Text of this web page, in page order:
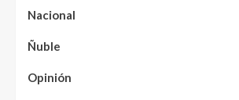
Nacional
Ñuble
Opinión